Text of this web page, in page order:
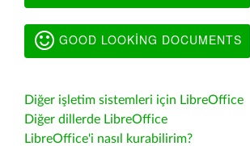
GOOD LOOKING DOCUMENTS
Diğer işletim sistemleri için LibreOffice
Diğer dillerde LibreOffice
LibreOffice'i nasıl kurabilirim?